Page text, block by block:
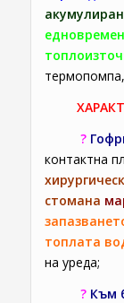
?
контактна
стомана
топлата
на уреда;
? Към